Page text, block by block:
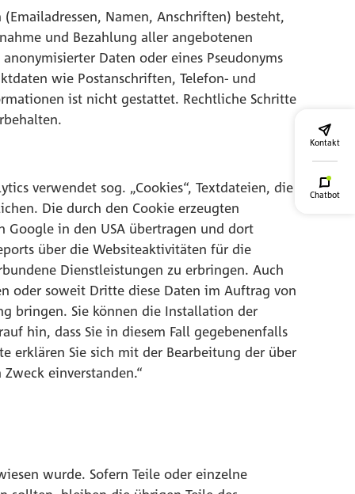
Namen, Anschriften) besteht,
und Bezahlung aller angebotenen
Daten oder eines Pseudonyms
wie Postanschriften, Telefon- und
ist nicht gestattet. Rechtliche Schritte
verwendet sog. „Cookies“, Textdateien, die
Die durch den Cookie erzeugten
Google in den USA übertragen und dort
über die Websiteaktivitäten für die
Dienstleistungen zu erbringen. Auch
oder soweit Dritte diese Daten im Auftrag von
bringen. Sie können die Installation der
hin, dass Sie in diesem Fall gegebenenfalls
erklären Sie sich mit der Bearbeitung der über
einverstanden.“
wurde. Sofern Teile oder einzelne
Kontakt
Chatbot